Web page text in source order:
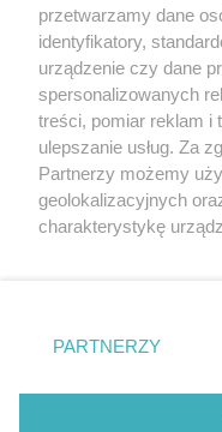
Nie zapomnij
zapoznać się z:
polityką
Twojemiasto
Piekary Śląskie
Chorzów
Tarnowskie Góry
Gliwice
przetwarzamy dane
identyfikatory,
urządzenie czy dane
spersonalizowanych
treści, pomiar reklam i
ulepszanie usług. Za
Partnerzy możemy
geolokalizacyjnych
charakterystykę
zmienić/wycofać
znajdujący się w
rodzaje przetwarzania
użytkownika, ale
PARTNERZY